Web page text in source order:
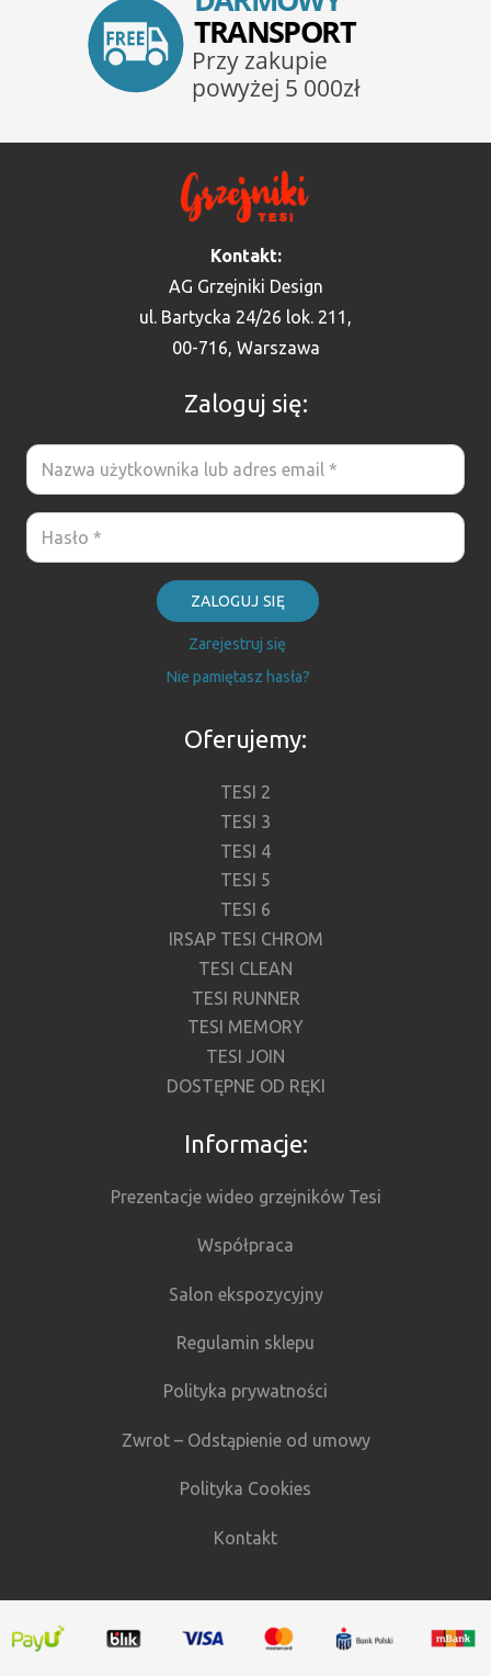
Kontakt:
AG Grzejniki Design
ul. Bartycka 24/26 lok. 211,
00-716, Warszawa
Zaloguj się:
ZALOGUJ SIĘ
Zarejestruj się
Nie pamiętasz hasła?
Oferujemy:
TESI 2
TESI 3
TESI 4
TESI 5
TESI 6
IRSAP TESI CHROM
TESI CLEAN
TESI RUNNER
TESI MEMORY
TESI JOIN
DOSTĘPNE OD RĘKI
Informacje:
Prezentacje wideo grzejników Tesi
Współpraca
Salon ekspozycyjny
Regulamin sklepu
Polityka prywatności
Zwrot – Odstąpienie od umowy
Polityka Cookies
Kontakt